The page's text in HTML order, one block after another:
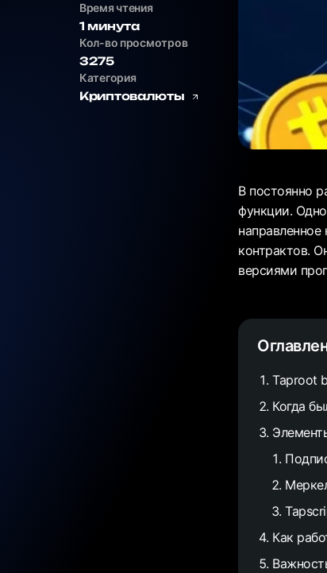
Время чтения
1 минута
Кол-во просмотров
3275
Категория
Криптовалюты
В постоянно
функции.
контрактов.
версиями
Taproot
Когда
Как